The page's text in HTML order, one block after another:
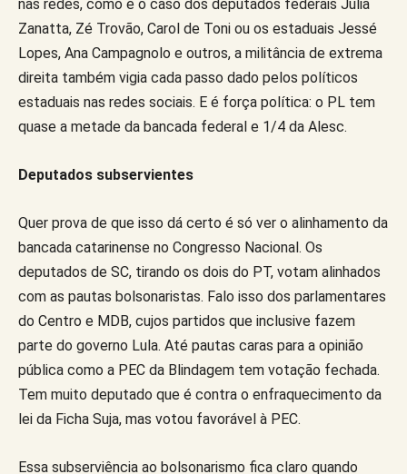
nas redes, como é o caso dos deputados federais Júlia
Zanatta, Zé Trovão, Carol de Toni ou os estaduais Jessé
Lopes, Ana Campagnolo e outros, a militância de extrema
direita também vigia cada passo dado pelos políticos
estaduais nas redes sociais. E é força política: o PL tem
quase a metade da bancada federal e 1/4 da Alesc.
Deputados subservientes
Quer prova de que isso dá certo é só ver o alinhamento da
bancada catarinense no Congresso Nacional. Os
deputados de SC, tirando os dois do PT, votam alinhados
com as pautas bolsonaristas. Falo isso dos parlamentares
do Centro e MDB, cujos partidos que inclusive fazem
parte do governo Lula. Até pautas caras para a opinião
pública como a PEC da Blindagem tem votação fechada.
Tem muito deputado que é contra o enfraquecimento da
lei da Ficha Suja, mas votou favorável à PEC.
Essa subserviência ao bolsonarismo fica claro quando